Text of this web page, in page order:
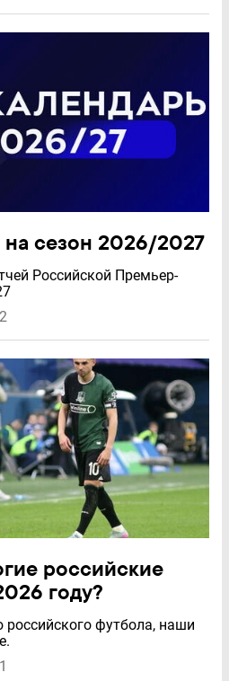
сезон 2026/2027
Российской Премьер-
2
российские
году?
футбола, наши
1